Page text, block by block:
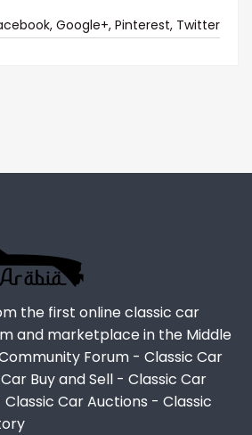
Google+, Pinterest, Twitter
the first online classic car
and marketplace in the Middle
Forum - Classic Car
Buy and Sell - Classic Car
Classic Car Auctions - Classic